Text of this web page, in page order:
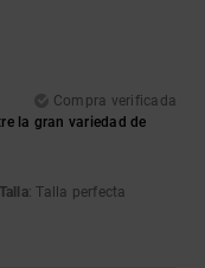
Compra verificada
la gran variedad de
Talla: Talla perfecta